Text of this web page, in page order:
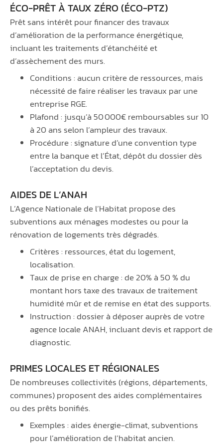
ÉCO-PRÊT À TAUX ZÉRO (ÉCO-PTZ)
Prêt sans intérêt pour financer des travaux
d’amélioration de la performance énergétique,
incluant les traitements d’étanchéité et
d’assèchement des murs.
Conditions : aucun critère de ressources, mais
nécessité de faire réaliser les travaux par une
entreprise RGE.
Plafond : jusqu’à 50 000€ remboursables sur 10
à 20 ans selon l’ampleur des travaux.
Procédure : signature d’une convention type
entre la banque et l’État, dépôt du dossier dès
l’acceptation du devis.
AIDES DE L’ANAH
L’Agence Nationale de l’Habitat propose des
subventions aux ménages modestes ou pour la
rénovation de logements très dégradés.
Critères : ressources, état du logement,
localisation.
Taux de prise en charge : de 20% à 50 % du
montant hors taxe des travaux de traitement
humidité mûr et de remise en état des supports.
Instruction : dossier à déposer auprès de votre
agence locale ANAH, incluant devis et rapport de
diagnostic.
PRIMES LOCALES ET RÉGIONALES
De nombreuses collectivités (régions, départements,
communes) proposent des aides complémentaires
ou des prêts bonifiés.
Exemples : aides énergie-climat, subventions
pour l’amélioration de l’habitat ancien.